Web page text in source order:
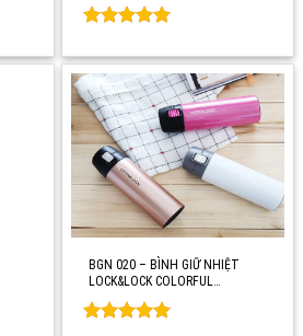
out of 5
BGN 020 – BÌNH GIỮ NHIỆT
LOCK&LOCK COLORFUL…